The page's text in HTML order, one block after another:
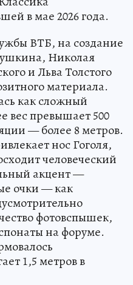
в мае 2026 года.
ВТБ, на создание
Николая
и Льва Толстого
материала.
как сложный
вес превышает 500
— более 8 метров.
нос Гоголя,
человеческий
акцент —
очки — как
фотовспышек,
на форуме.
1,5 метров в